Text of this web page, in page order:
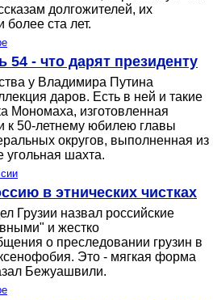
долгожителей, их
более ста лет.
54 - что дарят президенту
у Владимира Путина
даров. Есть в ней и такие
Мономаха, изготовленная
к 50-летнему юбилею главы
округов, выполненная из
шахта.
в этнических чистках
Грузии назвал российские
и жестко
о преследовании грузин в
Это - мягкая форма
Бежуашвили.